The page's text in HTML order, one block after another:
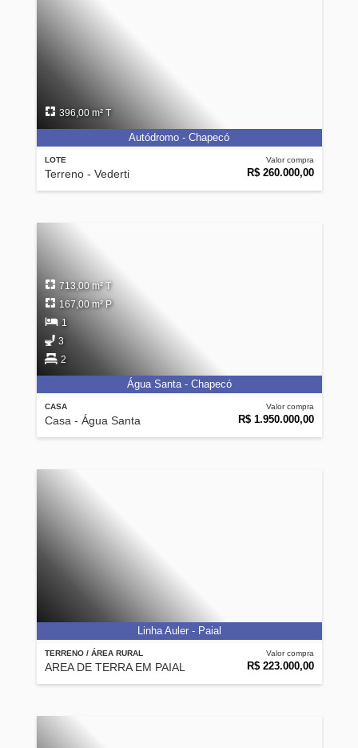
LOTE
Terreno - Vederti
Valor compra
R$ 260.000,00
396,00 m² T
Autódromo - Chapecó
CASA
Casa - Água Santa
Valor compra
R$ 1.950.000,00
713,00 m² T
167,00 m² P
1
3
2
Água Santa - Chapecó
TERRENO / ÁREA RURAL
AREA DE TERRA EM PAIAL
Valor compra
R$ 223.000,00
Linha Auler - Paial